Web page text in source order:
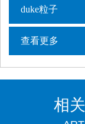
duke粒子
查看更多
相